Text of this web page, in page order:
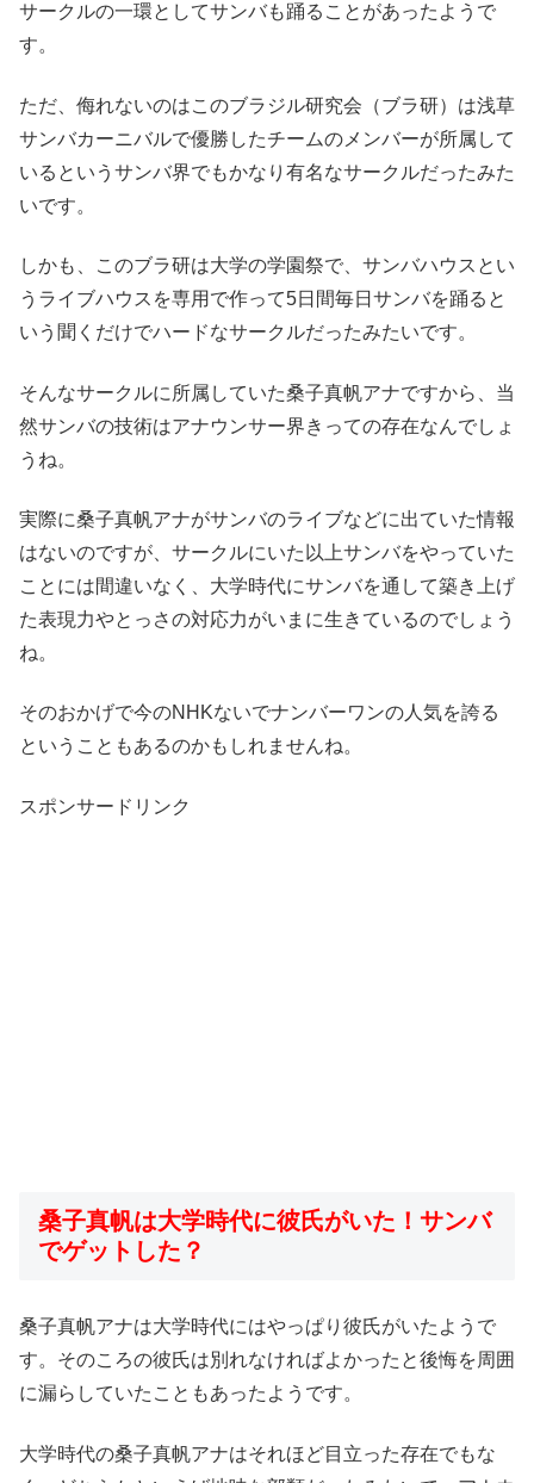
サークルの一環としてサンバも踊ることがあったようで
す。
ただ、侮れないのはこのブラジル研究会（ブラ研）は浅草
サンバカーニバルで優勝したチームのメンバーが所属して
いるというサンバ界でもかなり有名なサークルだったみた
いです。
しかも、このブラ研は大学の学園祭で、サンバハウスとい
うライブハウスを専用で作って5日間毎日サンバを踊ると
いう聞くだけでハードなサークルだったみたいです。
そんなサークルに所属していた桑子真帆アナですから、当
然サンバの技術はアナウンサー界きっての存在なんでしょ
うね。
実際に桑子真帆アナがサンバのライブなどに出ていた情報
はないのですが、サークルにいた以上サンバをやっていた
ことには間違いなく、大学時代にサンバを通して築き上げ
た表現力やとっさの対応力がいまに生きているのでしょう
ね。
そのおかげで今のNHKないでナンバーワンの人気を誇る
ということもあるのかもしれませんね。
スポンサードリンク
桑子真帆は大学時代に彼氏がいた！サンバ
でゲットした？
桑子真帆アナは大学時代にはやっぱり彼氏がいたようで
す。そのころの彼氏は別れなければよかったと後悔を周囲
に漏らしていたこともあったようです。
大学時代の桑子真帆アナはそれほど目立った存在でもな